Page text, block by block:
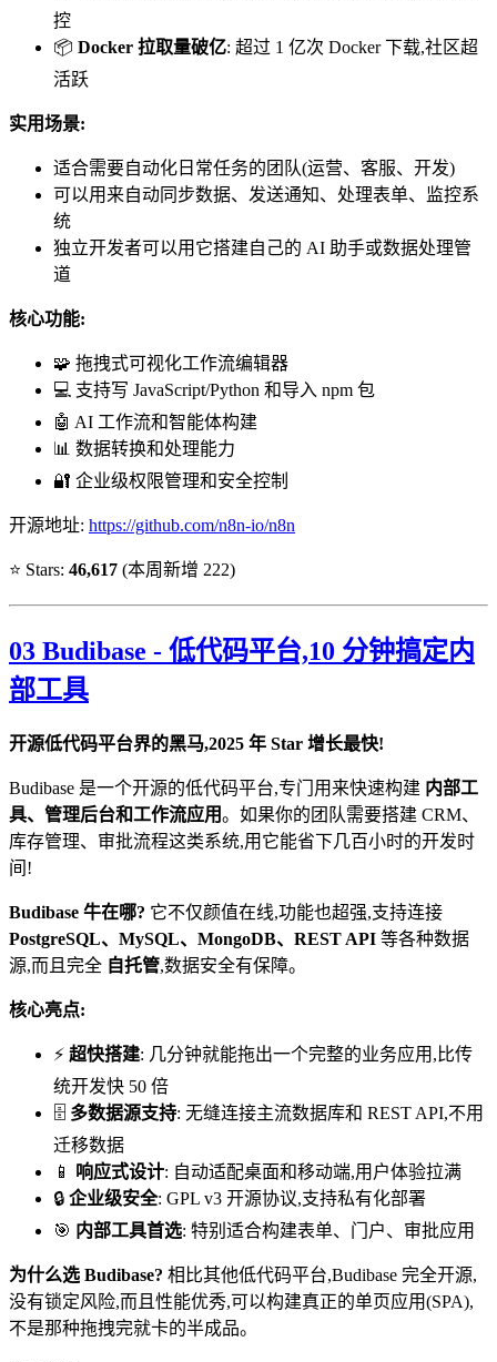
控
📦 Docker 拉取量破亿: 超过 1 亿次 Docker 下载,社区超
活跃
实用场景:
适合需要自动化日常任务的团队(运营、客服、开发)
可以用来自动同步数据、发送通知、处理表单、监控系
统
独立开发者可以用它搭建自己的 AI 助手或数据处理管
道
核心功能:
🧩 拖拽式可视化工作流编辑器
💻 支持写 JavaScript/Python 和导入 npm 包
🤖 AI 工作流和智能体构建
📊 数据转换和处理能力
🔐 企业级权限管理和安全控制
开源地址: https://github.com/n8n-io/n8n
⭐ Stars: 46,617 (本周新增 222)
03 Budibase - 低代码平台,10 分钟搞定内
部工具
开源低代码平台界的黑马,2025 年 Star 增长最快!
Budibase 是一个开源的低代码平台,专门用来快速构建 内部工
具、管理后台和工作流应用。如果你的团队需要搭建 CRM、
库存管理、审批流程这类系统,用它能省下几百小时的开发时
间!
Budibase 牛在哪? 它不仅颜值在线,功能也超强,支持连接
PostgreSQL、MySQL、MongoDB、REST API 等各种数据
源,而且完全 自托管,数据安全有保障。
核心亮点:
⚡ 超快搭建: 几分钟就能拖出一个完整的业务应用,比传
统开发快 50 倍
🗄️ 多数据源支持: 无缝连接主流数据库和 REST API,不用
迁移数据
📱
响应式设计: 自动适配桌面和移动端,用户体验拉满
🔒 企业级安全: GPL v3 开源协议,支持私有化部署
🎯 内部工具首选: 特别适合构建表单、门户、审批应用
为什么选 Budibase? 相比其他低代码平台,Budibase 完全开源,
没有锁定风险,而且性能优秀,可以构建真正的单页应用(SPA),
不是那种拖拽完就卡的半成品。